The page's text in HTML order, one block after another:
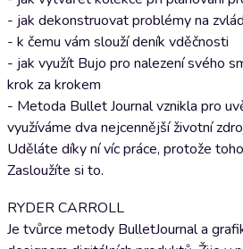
- jak dekonstruovat problémy na
- k čemu vám slouží deník vděčnosti
- jak využít Bujo pro nalezení svého
krok za krokem
- Metoda Bullet Journal vznikla pro
využíváme dva nejcennější životní
Uděláte díky ní víc práce, protože
Zasloužíte si to.
RYDER CARROLL
Je tvůrce metody BulletJournal a